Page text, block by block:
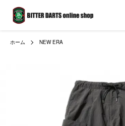
ホーム NEW ERA